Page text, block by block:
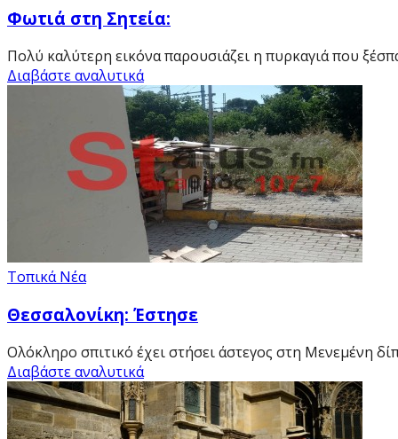
Φωτιά στη Σητεία:
Πολύ καλύτερη εικόνα παρουσιάζει η πυρκαγιά που
Διαβάστε αναλυτικά
Τοπικά Νέα
Θεσσαλονίκη: Έστησε
Ολόκληρο σπιτικό έχει στήσει άστεγος στη Μενεμένη
Διαβάστε αναλυτικά